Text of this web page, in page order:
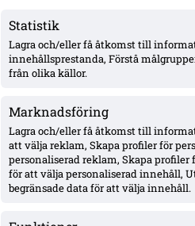
Statistik
Lagra och/eller få åtkomst till
innehållsprestanda, Förstå
från olika källor.
Marknadsföring
Lagra och/eller få åtkomst till
att välja reklam, Skapa profiler för
personaliserad reklam, Skapa
för att välja personaliserad innehåll,
begränsade data för att välja innehåll.